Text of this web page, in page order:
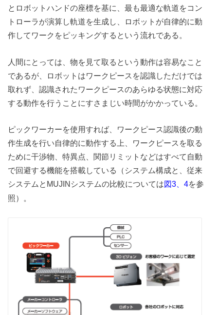
とロボットハンドの座標を基に、最も最適な軌道をコン
トローラが演算し軌道を生成し、ロボットが自律的に動
作してワークをピッキングするという流れである。
人間にとっては、物を見て取るという動作は容易なこと
であるが、ロボットはワークピースを認識しただけでは
取れず、認識されたワークピースのあらゆる状態に対応
する動作を行うことにすさまじい時間がかかっている。
ピックワーカーを使用すれば、ワークピース認識後の動
作生成を行い自律的に動作する上、ワークピースを取る
ために干渉物、特異点、関節リミットなどはすべて自動
で回避する機能を搭載している（システム構成と、従来
システムとMUJINシステムの比較については図3、4を参
照）。